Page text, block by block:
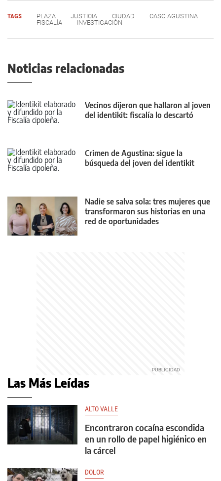
TAGS PLAZA JUSTICIA CIUDAD
CASO AGUSTINA
FISCALÍA
INVESTIGACIÓN
Noticias relacionadas
Vecinos dijeron que hallaron al joven
del identikit: fiscalía lo descartó
Crimen de Agustina: sigue la
búsqueda del joven del identikit
Nadie se salva sola: tres mujeres que
transformaron sus historias en una
red de oportunidades
Las Más Leídas
ALTO VALLE
Encontraron cocaína escondida
en un rollo de papel higiénico en
la cárcel
DOLOR